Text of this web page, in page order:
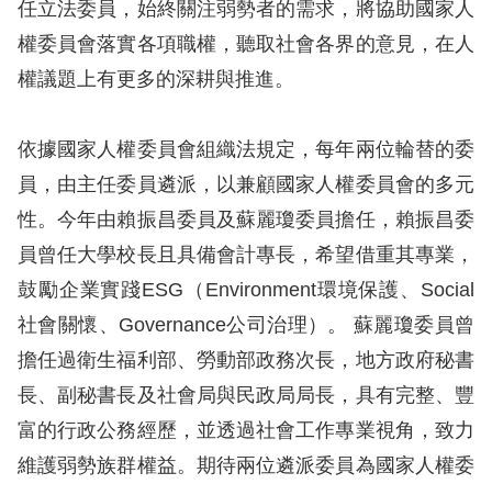
權
務
人
權
公
約
陳
情
申
任立法委員，始終關注弱勢者的需求，將協助國家人
權委員會落實各項職權，聽取社會各界的意見，在人
權議題上有更多的深耕與推進。
依據國家人權委員會組織法規定，每年兩位輪替的委
員，由主任委員遴派，以兼顧國家人權委員會的多元
性。今年由賴振昌委員及蘇麗瓊委員擔任，賴振昌委
員曾任大學校長且具備會計專長，希望借重其專業，
鼓勵企業實踐ESG（Environment環境保護、Social
社會關懷、Governance公司治理）。 蘇麗瓊委員曾
擔任過衛生福利部、勞動部政務次長，地方政府秘書
長、副秘書長及社會局與民政局局長，具有完整、豐
富的行政公務經歷，並透過社會工作專業視角，致力
維護弱勢族群權益。期待兩位遴派委員為國家人權委